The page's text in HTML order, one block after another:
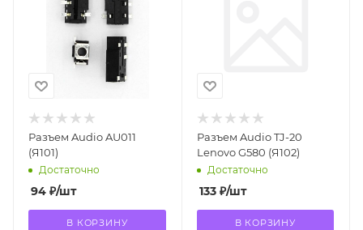
Разъем Audio AU011
(Я101)
Достаточно
94 ₽/шт
В КОРЗИНУ
Разъем Audio TJ-20
Lenovo G580 (Я102)
Достаточно
133₽/шт
В КОРЗИНУ